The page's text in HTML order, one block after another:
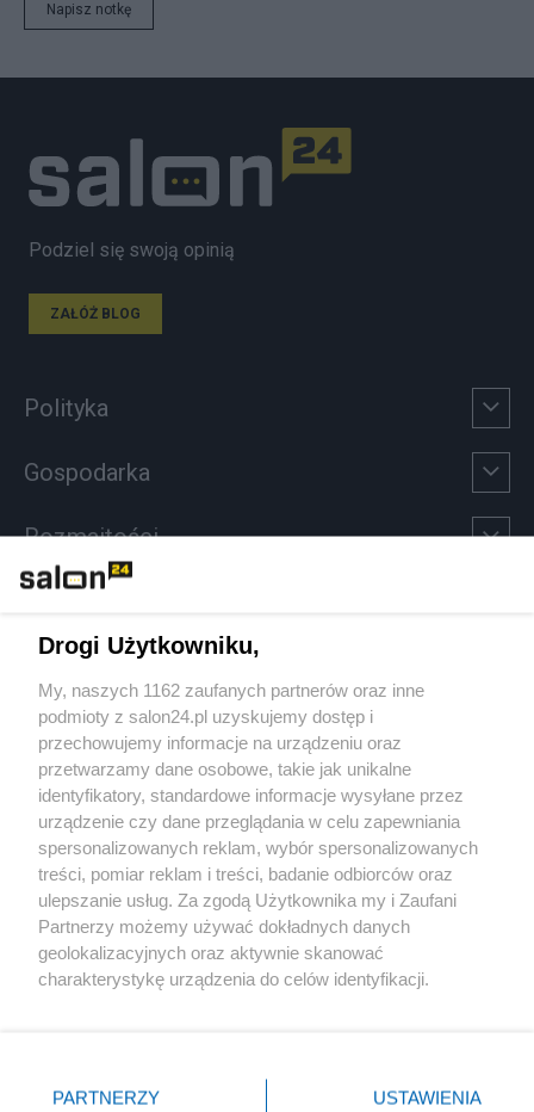
Napisz notkę
Podziel się swoją opinią
ZAŁÓŻ BLOG
Polityka
Gospodarka
Rozmaitości
Sport
Społeczeństwo
Kultura
X Facebook Instagram Youtube
Drogi Użytkowniku,
My, naszych 1162 zaufanych partnerów oraz inne
podmioty z salon24.pl uzyskujemy dostęp i
przechowujemy informacje na urządzeniu oraz
przetwarzamy dane osobowe, takie jak unikalne
identyfikatory, standardowe informacje wysyłane przez
urządzenie czy dane przeglądania w celu zapewniania
spersonalizowanych reklam, wybór spersonalizowanych
treści, pomiar reklam i treści, badanie odbiorców oraz
ulepszanie usług. Za zgodą Użytkownika my i Zaufani
Partnerzy możemy używać dokładnych danych
geolokalizacyjnych oraz aktywnie skanować
charakterystykę urządzenia do celów identyfikacji.
zmienić/wycofać klikając przycisk ustawień prywatności
PARTNERZY USTAWIENIA